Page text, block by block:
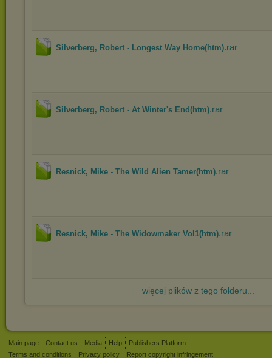
Silverberg, Robert - Longest Way Home(htm).rar
Silverberg, Robert - At Winter's End(htm).rar
Resnick, Mike - The Wild Alien Tamer(htm).rar
Resnick, Mike - The Widowmaker Vol1(htm).rar
więcej plików z tego folderu...
Main page Contact us Media Help
Publishers Platform
Terms and conditions
Privacy policy Report copyright infringement